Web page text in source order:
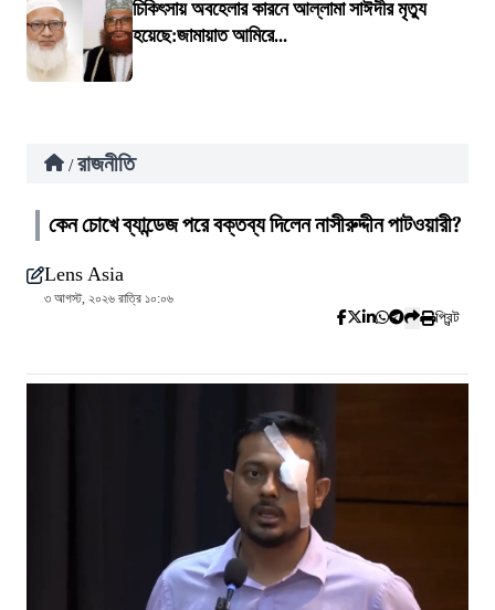
চিকিৎসায় অবহেলার কারনে আল্লামা সাঈদীর মৃত্যু
হয়েছে:জামায়াত আমিরে...
/ রাজনীতি
কেন চোখে ব্যান্ডেজ পরে বক্তব্য দিলেন নাসীরুদ্দীন পাটওয়ারী?
Lens Asia
৩ আগস্ট, ২০২৬ রাত্রি ১০:০৬
প্রিন্ট